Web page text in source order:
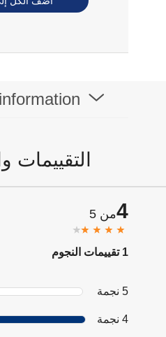
التقييمات
4من 5
1 تقييمات النجوم
5 نجمة
4 نجمة